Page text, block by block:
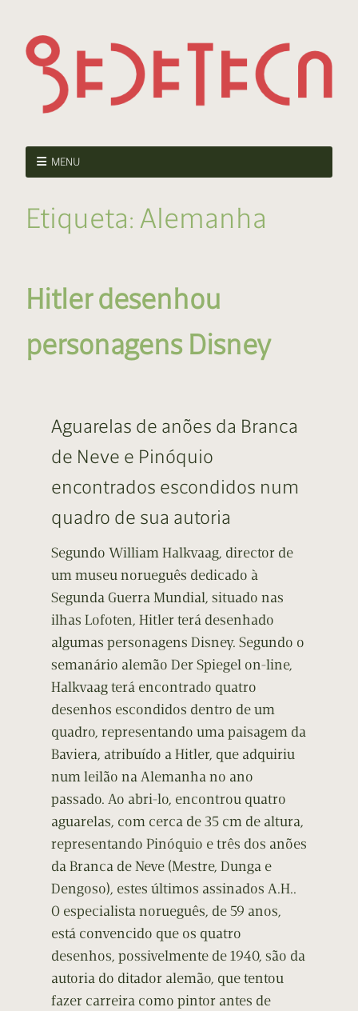
MENU
Etiqueta: Alemanha
Hitler desenhou
personagens Disney
Aguarelas de anões da Branca
de Neve e Pinóquio
encontrados escondidos num
quadro de sua autoria
Segundo William Halkvaag, director de
um museu norueguês dedicado à
Segunda Guerra Mundial, situado nas
ilhas Lofoten, Hitler terá desenhado
algumas personagens Disney. Segundo o
semanário alemão Der Spiegel on-line,
Halkvaag terá encontrado quatro
desenhos escondidos dentro de um
quadro, representando uma paisagem da
Baviera, atribuído a Hitler, que adquiriu
num leilão na Alemanha no ano
passado. Ao abri-lo, encontrou quatro
aguarelas, com cerca de 35 cm de altura,
representando Pinóquio e três dos anões
da Branca de Neve (Mestre, Dunga e
Dengoso), estes últimos assinados A.H..
O especialista norueguês, de 59 anos,
está convencido que os quatro
desenhos, possivelmente de 1940, são da
autoria do ditador alemão, que tentou
fazer carreira como pintor antes de